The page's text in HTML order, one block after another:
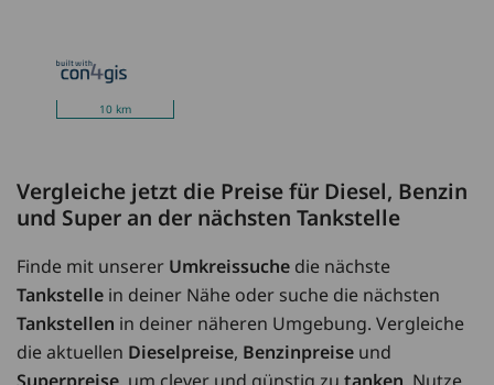
10 km
Vergleiche jetzt die Preise für Diesel, Benzin
und Super an der nächsten Tankstelle
Finde mit unserer Umkreissuche die nächste
Tankstelle in deiner Nähe oder suche die nächsten
Tankstellen in deiner näheren Umgebung. Vergleiche
die aktuellen Dieselpreise, Benzinpreise und